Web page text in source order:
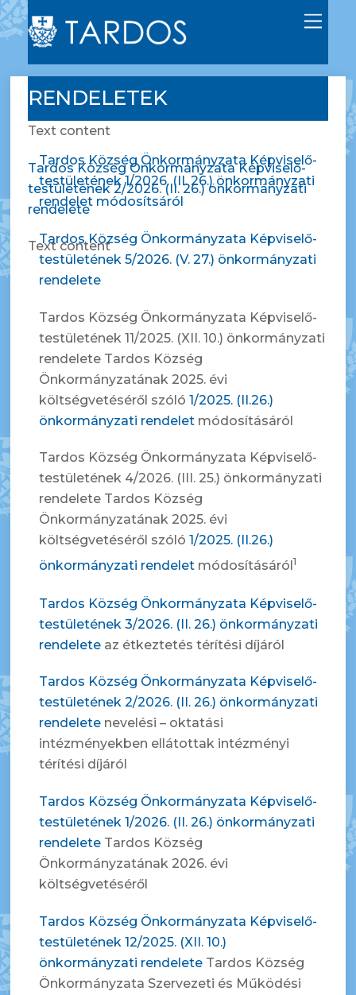
M
e
RENDELETEK
Text content
Tardos Község Önkormányzata Képviselő-
testületének 2/2026. (II. 26.) önkormányzati
rendelete
Text content
Tardos Község Önkormányzata Képviselő-
testületének 1/2026. (II. 26.) önkormányzati
rendelet módosítsáról
Tardos Község Önkormányzata Képviselő-
testületének 5/2026. (V. 27.) önkormányzati
rendelete
Tardos Község Önkormányzata Képviselő-
testületének 11/2025. (XII. 10.) önkormányzati
rendelete Tardos Község
Önkormányzatának 2025. évi
költségvetéséről szóló 1/2025. (II.26.)
önkormányzati rendeletmódosításáról
Tardos Község Önkormányzata Képviselő-
testületének 4/2026. (III. 25.) önkormányzati
rendelete Tardos Község
Önkormányzatának 2025. évi
költségvetéséről szóló 1/2025. (II.26.)
önkormányzati rendeletmódosításáról 1
Tardos Község Önkormányzata Képviselő-
testületének 3/2026. (II. 26.) önkormányzati
rendelete az étkeztetés térítési díjáról
Tardos Község Önkormányzata Képviselő-
testületének 2/2026. (II. 26.) önkormányzati
rendelete nevelési – oktatási
intézményekben ellátottak intézményi
térítési díjáról
Tardos Község Önkormányzata Képviselő-
testületének 1/2026. (II. 26.) önkormányzati
rendelete Tardos Község
Önkormányzatának 2026. évi
költségvetéséről
Tardos Község Önkormányzata Képviselő-
testületének 12/2025. (XII. 10.)
önkormányzati rendelete Tardos Község
Önkormányzata Szervezeti és Működési